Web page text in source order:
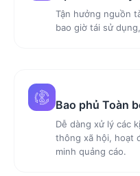
Tận hưởng nguồn
bao giờ tái sử
Bao phủ Toàn
Dễ dàng xử lý các
thông xã hội, hoạt
minh quảng cáo.